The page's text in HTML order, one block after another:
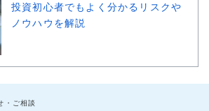
投資初心者でもよく分かるリスクや
ノウハウを解説
・ご相談